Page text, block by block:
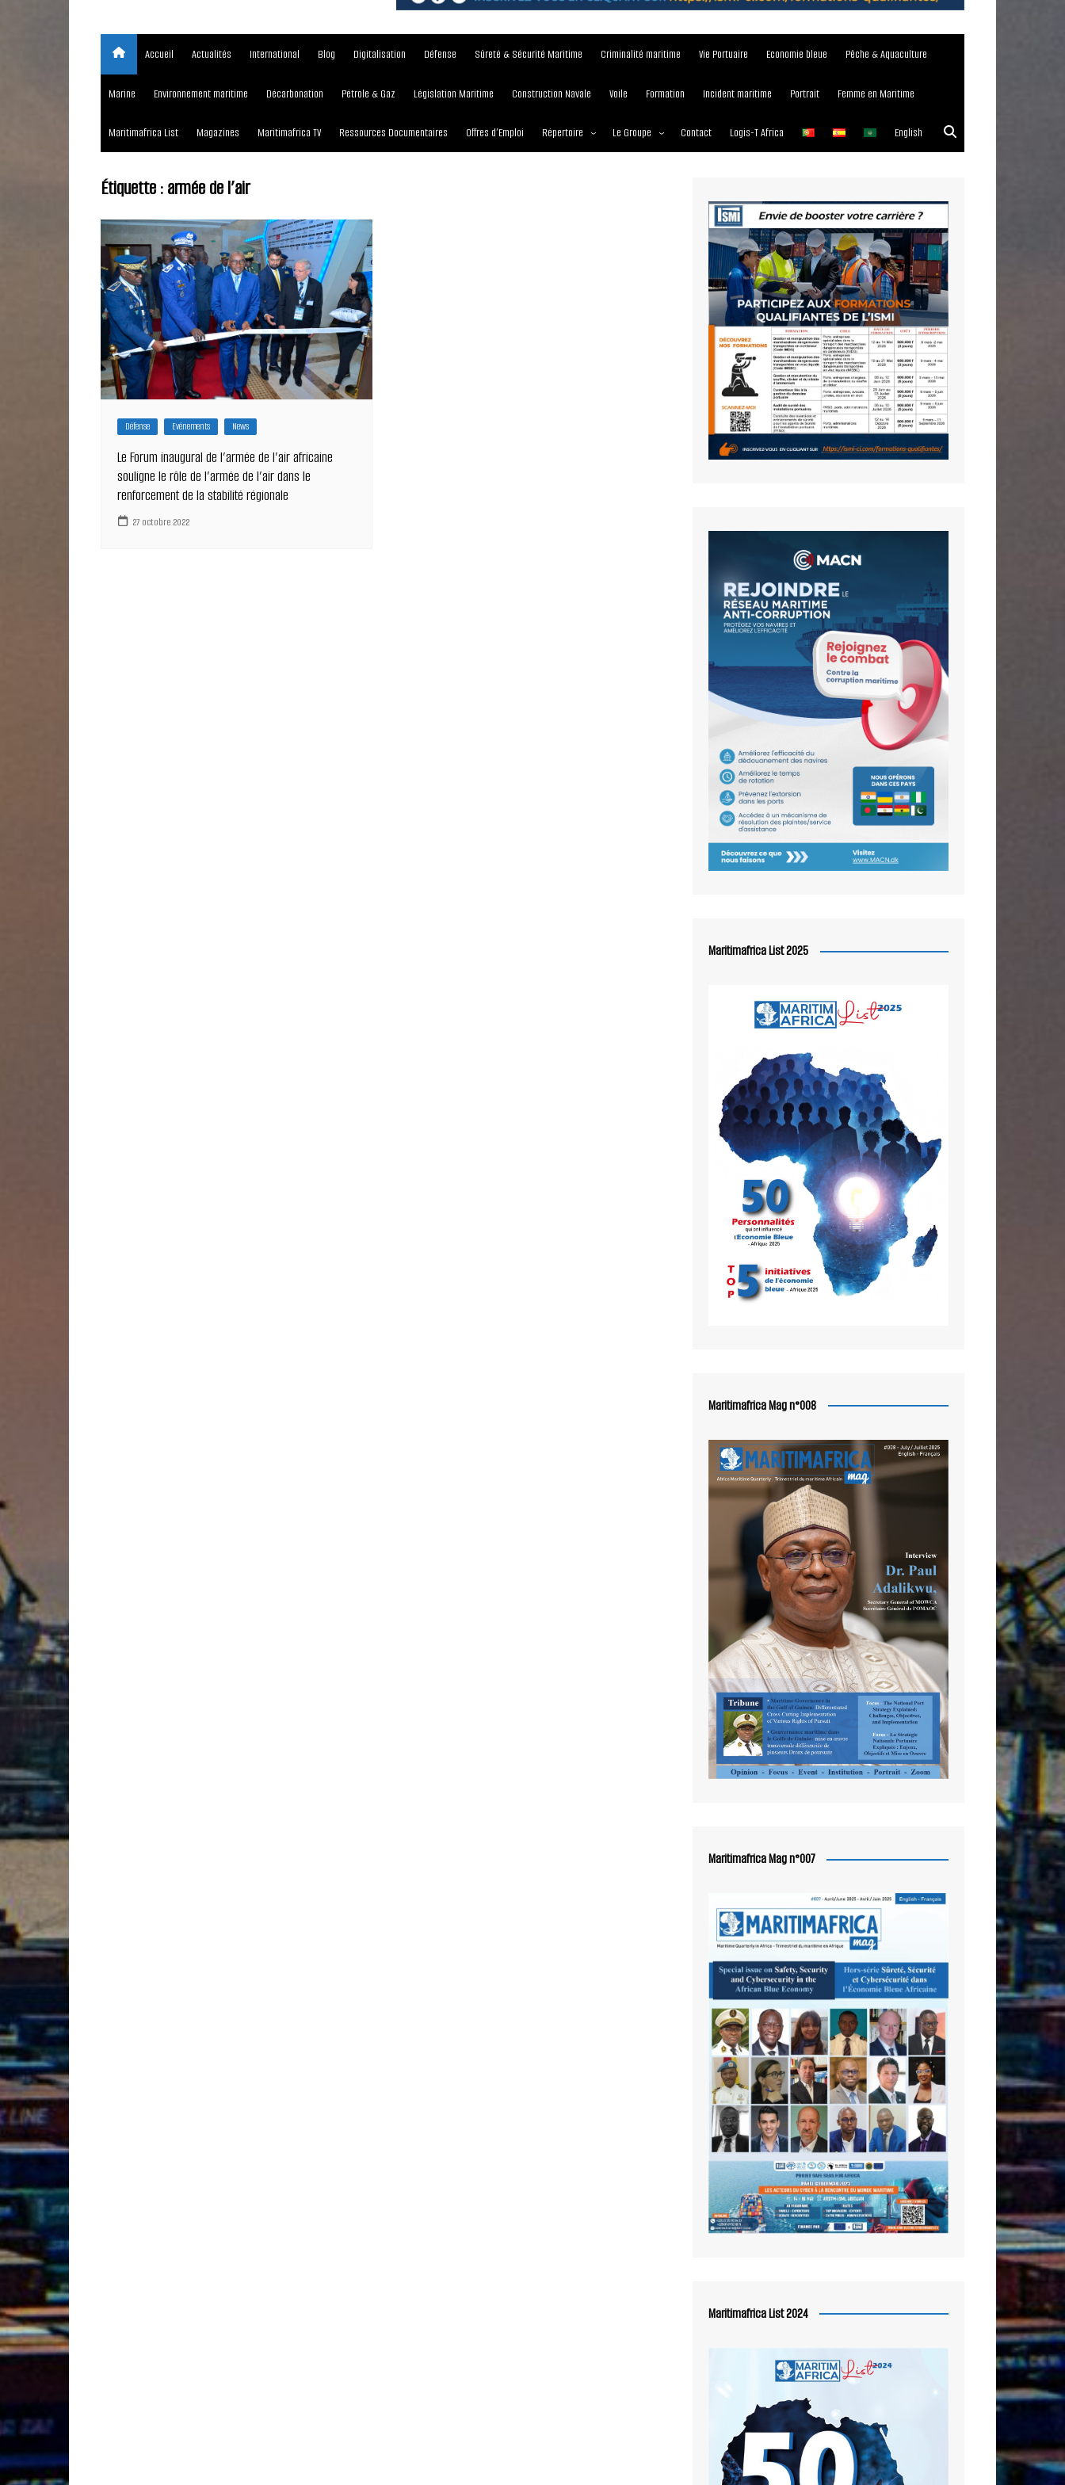
Accueil Actualités International Blog Digitalisation Défense Sûreté & Sécurité Maritime Criminalité maritime Vie Portuaire Economie bleue Pêche & Aquaculture
Marine Environnement maritime Décarbonation Pétrole & Gaz Législation Maritime Construction Navale Voile Formation Incident maritime Portrait Femme en Maritime
Maritimafrica List Magazines Maritimafrica TV Ressources Documentaires Offres d’Emploi Répertoire Le Groupe
Media Partner 2019 – 2023
Contact Logis-T Africa English
Étiquette :armée de l’air
Défense Evénements News
Le Forum inaugural de l’armée de l’air africaine
souligne le rôle de l’armée de l’air dans le
renforcement de la stabilité régionale
27 octobre 2022
Maritimafrica List 2025
Maritimafrica Mag n°008
Maritimafrica Mag n°007
Maritimafrica List 2024